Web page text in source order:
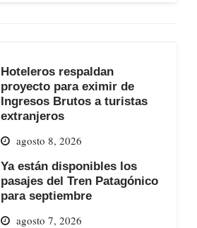
Hoteleros respaldan
proyecto para eximir de
Ingresos Brutos a turistas
extranjeros
agosto 8, 2026
Ya están disponibles los
pasajes del Tren Patagónico
para septiembre
agosto 7, 2026